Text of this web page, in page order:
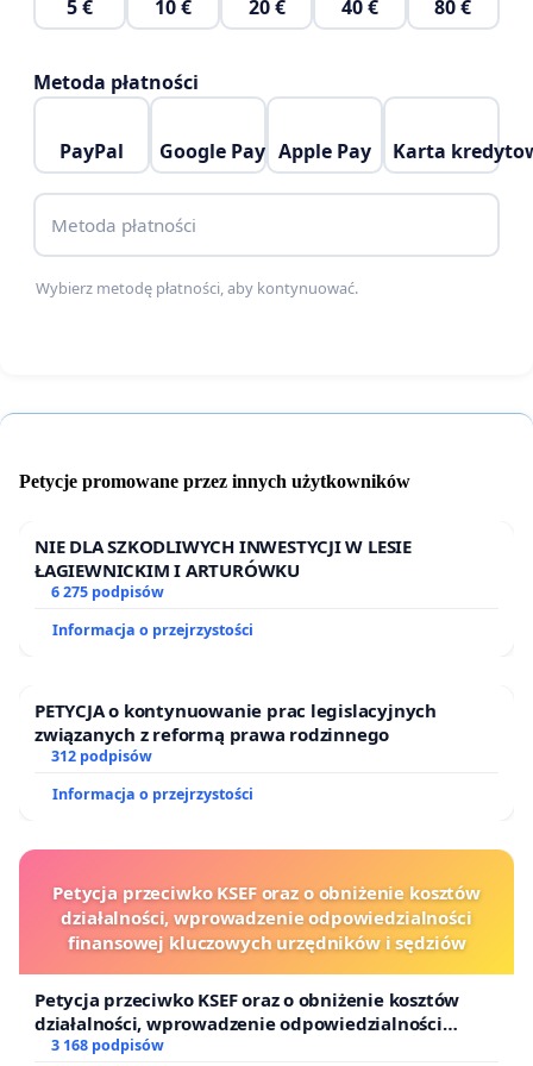
Elbląga, nie zgadzając się definitywnie na
5 €
10 € 20 € 40 € 80 €
Metoda płatności
PayPal Google Pay Apple Pay Karta
Metoda płatności
Wybierz metodę płatności, aby kontynuować.
Petycje promowane przez innych użytkowników
NIE DLA SZKODLIWYCH INWESTYCJI W LESIE
ŁAGIEWNICKIM I ARTURÓWKU
6 275 podpisów
Informacja o przejrzystości
PETYCJA o kontynuowanie prac legislacyjnych
związanych z reformą prawa rodzinnego
312 podpisów
Informacja o przejrzystości
Petycja przeciwko KSEF oraz o obniżenie kosztów
działalności, wprowadzenie odpowiedzialności
finansowej kluczowych urzędników i sędziów
Petycja przeciwko KSEF oraz o obniżenie kosztów
działalności, wprowadzenie odpowiedzialności
finansowej kluczowych urzędników i sędziów
3 168 podpisów